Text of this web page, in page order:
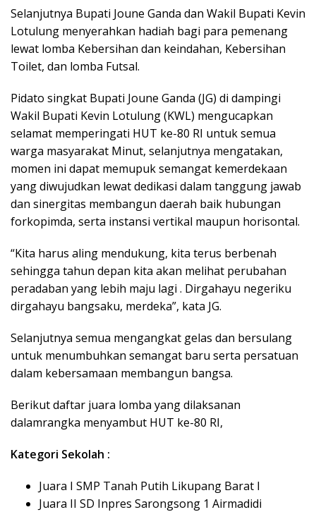
Selanjutnya Bupati Joune Ganda dan Wakil Bupati Kevin
Lotulung menyerahkan hadiah bagi para pemenang
lewat lomba Kebersihan dan keindahan, Kebersihan
Toilet, dan lomba Futsal.
Pidato singkat Bupati Joune Ganda (JG) di dampingi
Wakil Bupati Kevin Lotulung (KWL) mengucapkan
selamat memperingati HUT ke-80 RI untuk semua
warga masyarakat Minut, selanjutnya mengatakan,
momen ini dapat memupuk semangat kemerdekaan
yang diwujudkan lewat dedikasi dalam tanggung jawab
dan sinergitas membangun daerah baik hubungan
forkopimda, serta instansi vertikal maupun horisontal.
“Kita harus aling mendukung, kita terus berbenah
sehingga tahun depan kita akan melihat perubahan
peradaban yang lebih maju lagi . Dirgahayu negeriku
dirgahayu bangsaku, merdeka”, kata JG.
Selanjutnya semua mengangkat gelas dan bersulang
untuk menumbuhkan semangat baru serta persatuan
dalam kebersamaan membangun bangsa.
Berikut daftar juara lomba yang dilaksanan
dalamrangka menyambut HUT ke-80 RI,
Kategori Sekolah :
Juara I SMP Tanah Putih Likupang Barat I
Juara II SD Inpres Sarongsong 1 Airmadidi